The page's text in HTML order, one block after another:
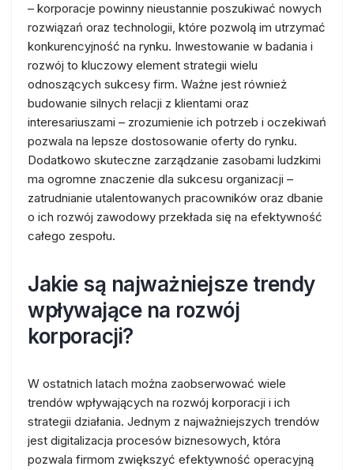
– korporacje powinny nieustannie poszukiwać nowych
rozwiązań oraz technologii, które pozwolą im utrzymać
konkurencyjność na rynku. Inwestowanie w badania i
rozwój to kluczowy element strategii wielu
odnoszących sukcesy firm. Ważne jest również
budowanie silnych relacji z klientami oraz
interesariuszami – zrozumienie ich potrzeb i oczekiwań
pozwala na lepsze dostosowanie oferty do rynku.
Dodatkowo skuteczne zarządzanie zasobami ludzkimi
ma ogromne znaczenie dla sukcesu organizacji –
zatrudnianie utalentowanych pracowników oraz dbanie
o ich rozwój zawodowy przekłada się na efektywność
całego zespołu.
Jakie są najważniejsze trendy
wpływające na rozwój
korporacji?
W ostatnich latach można zaobserwować wiele
trendów wpływających na rozwój korporacji i ich
strategii działania. Jednym z najważniejszych trendów
jest digitalizacja procesów biznesowych, która
pozwala firmom zwiększyć efektywność operacyjną